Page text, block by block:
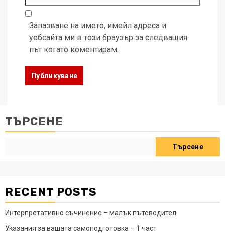
Запазване на името, имейл адреса и
уебсайта ми в този браузър за следващия
път когато коментирам.
ТЪРСЕНЕ
Търсене
RECENT POSTS
Интерпретативно съчинение – малък пътеводител
Указания за вашата самоподготовка – 1 част